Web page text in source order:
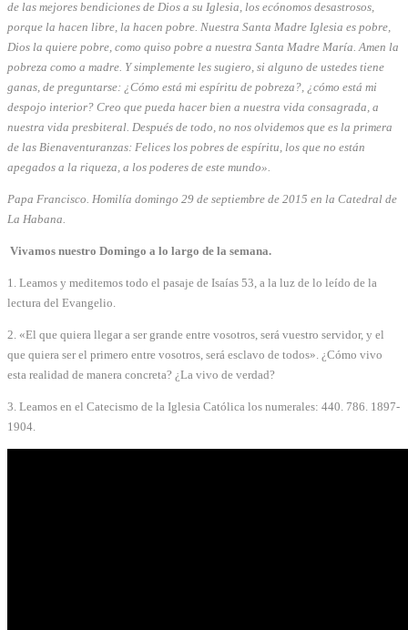
de las mejores bendiciones de Dios a su Iglesia, los ecónomos desastrosos,
porque la hacen libre, la hacen pobre. Nuestra Santa Madre Iglesia es pobre,
Dios la quiere pobre, como quiso pobre a nuestra Santa Madre María. Amen la
pobreza como a madre. Y simplemente les sugiero, si alguno de ustedes tiene
ganas, de preguntarse: ¿Cómo está mi espíritu de pobreza?, ¿cómo está mi
despojo interior? Creo que pueda hacer bien a nuestra vida consagrada, a
nuestra vida presbiteral. Después de todo, no nos olvidemos que es la primera
de las Bienaventuranzas: Felices los pobres de espíritu, los que no están
apegados a la riqueza, a los poderes de este mundo».
Papa Francisco. Homilía domingo 29 de septiembre de 2015 en la Catedral de
La Habana.
Vivamos nuestro Domingo a lo largo de la semana.
1. Leamos y meditemos todo el pasaje de Isaías 53, a la luz de lo leído de la
lectura del Evangelio.
2. «El que quiera llegar a ser grande entre vosotros, será vuestro servidor, y el
que quiera ser el primero entre vosotros, será esclavo de todos». ¿Cómo vivo
esta realidad de manera concreta? ¿La vivo de verdad?
3. Leamos en el Catecismo de la Iglesia Católica los numerales: 440. 786. 1897-
1904.